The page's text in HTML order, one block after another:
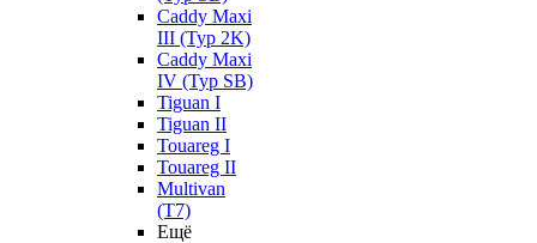
Caddy Maxi
III (Typ 2K)
Caddy Maxi
IV (Typ SB)
Tiguan I
Tiguan II
Touareg I
Touareg II
Multivan
(T7)
Ещё